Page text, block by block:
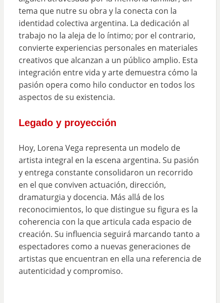
tema que nutre su obra y la conecta con la
identidad colectiva argentina. La dedicación al
trabajo no la aleja de lo íntimo; por el contrario,
convierte experiencias personales en materiales
creativos que alcanzan a un público amplio. Esta
integración entre vida y arte demuestra cómo la
pasión opera como hilo conductor en todos los
aspectos de su existencia.
Legado y proyección
Hoy, Lorena Vega representa un modelo de
artista integral en la escena argentina. Su pasión
y entrega constante consolidaron un recorrido
en el que conviven actuación, dirección,
dramaturgia y docencia. Más allá de los
reconocimientos, lo que distingue su figura es la
coherencia con la que articula cada espacio de
creación. Su influencia seguirá marcando tanto a
espectadores como a nuevas generaciones de
artistas que encuentran en ella una referencia de
autenticidad y compromiso.